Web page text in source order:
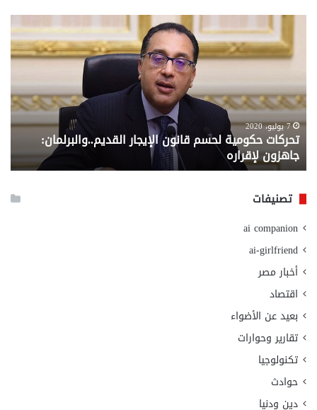
تحركات
حكومية
لحسم
قانون
القديم..والبرلمان:
جاهزون
لإقراره
7 يوليو، 2020
تحركات حكومية لحسم قانون الإيجار القديم..والبرلمان:
جاهزون لإقراره
..
من
تصنيفات
ai companion
ai-girlfriend
أخبار مصر
اقتصاد
بعيد عن الأضواء
تقارير وحوارات
تكنولوجيا
حوادث
دين ودنيا